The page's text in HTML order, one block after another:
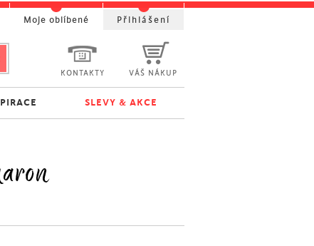
KONTAKTY VÁŠ NÁKUP
SLEVY & AKCE
Moje oblíbené Přihlášení